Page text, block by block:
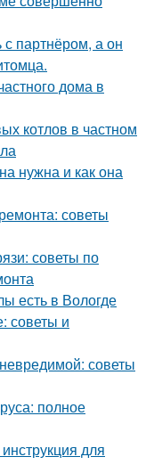
с партнёром, а он
дома в
котлов в частном
нужна и как она
советы
советы по
есть в Вологде
советы и
советы
полное
для